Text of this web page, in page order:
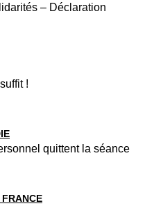
– Déclaration
!
quittent la séance